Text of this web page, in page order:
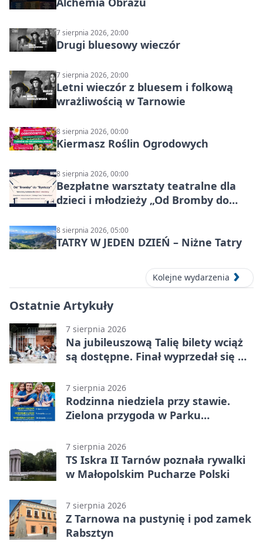
7 sierpnia 2026, 20:00
Drugi bluesowy wieczór
7 sierpnia 2026, 20:00
Letni wieczór z bluesem i folkową
wrażliwością w Tarnowie
8 sierpnia 2026, 00:00
Kiermasz Roślin Ogrodowych
8 sierpnia 2026, 00:00
Bezpłatne warsztaty teatralne dla
dzieci i młodzieży „Od Bromby do
8 sierpnia 2026, 05:00
TATRY W JEDEN DZIEŃ – Niżne Tatry
Kolejne wydarzenia
Ostatnie Artykuły
7 sierpnia 2026
Na jubileuszową Talię bilety wciąż
są dostępne. Finał wyprzedał się w
7 sierpnia 2026
Rodzinna niedziela przy stawie.
Zielona przygoda w Parku
7 sierpnia 2026
TS Iskra II Tarnów poznała rywalki
w Małopolskim Pucharze Polski
7 sierpnia 2026
Z Tarnowa na pustynię i pod zamek
Rabsztyn